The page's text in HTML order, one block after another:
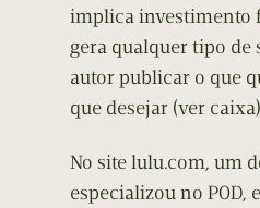
implica investimento
gera qualquer tipo de
autor publicar o que
que desejar (ver
No site lulu.com, um
especializou no POD,